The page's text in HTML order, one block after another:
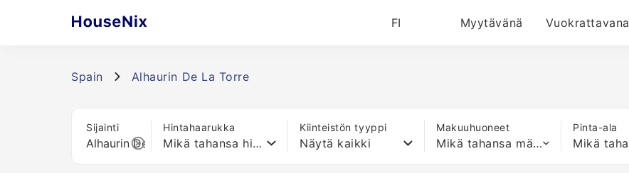
FI Myytävänä Vuokrattavana
Spain Alhaurin De La Torre
Sijainti Hintahaarukka
Mikä tahansa hinta
Kiinteistön tyyppi
Näytä kaikki
Makuuhuoneet
Mikä tahansa määrä sänkyjä
Pinta-ala